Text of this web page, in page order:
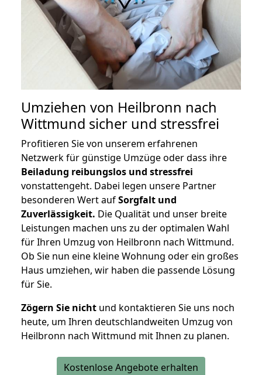
Umziehen von Heilbronn nach
Wittmund sicher und stressfrei
Profitieren Sie von unserem erfahrenen
Netzwerk für günstige Umzüge oder dass ihre
Beiladung reibungslos und stressfrei
vonstattengeht. Dabei legen unsere Partner
besonderen Wert aufSorgfalt und
Zuverlässigkeit. Die Qualität und unser breite
Leistungen machen uns zu der optimalen Wahl
für Ihren Umzug von Heilbronn nach Wittmund.
Ob Sie nun eine kleine Wohnung oder ein großes
Haus umziehen, wir haben die passende Lösung
für Sie.
Zögern Sie nicht und kontaktieren Sie uns noch
heute, um Ihren deutschlandweiten Umzug von
Heilbronn nach Wittmund mit Ihnen zu planen.
Kostenlose Angebote erhalten